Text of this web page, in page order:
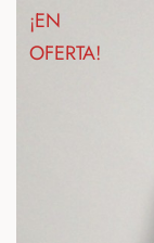
¡EN
OFERTA!